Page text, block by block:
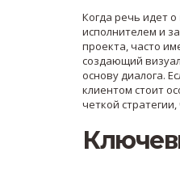
Когда речь идет о
исполнителем и
проекта, часто
создающий
основу диалога.
клиентом стоит
четкой